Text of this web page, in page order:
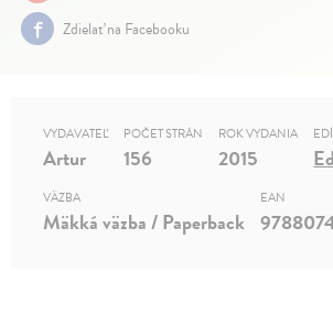
Zdielať na Facebooku
VYDAVATEĽ
Artur
POČET STRÁN
156
ROK VYDANIA
2015
VÄZBA
Mäkká väzba / Paperback
EAN